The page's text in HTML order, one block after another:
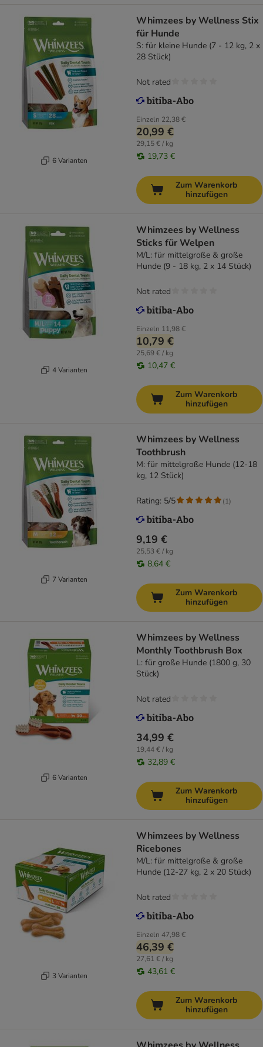
6 Varianten
Whimzees by Wellness Stix
für Hunde
S: für kleine Hunde (7 - 12 kg, 2 x
28 Stück)
Einzeln 22,38 €
20,99 €
29,15 € / kg
19,73 €
Not rated
Zum Warenkorb
hinzufügen
4 Varianten
Whimzees by Wellness
Sticks für Welpen
M/L: für mittelgroße & große
Hunde (9 - 18 kg, 2 x 14 Stück)
Einzeln 11,98 €
10,79 €
25,69 € / kg
10,47 €
Not rated
Zum Warenkorb
hinzufügen
7 Varianten
Whimzees by Wellness
Toothbrush
M: für mittelgroße Hunde (12-18
kg, 12 Stück)
9,19 €
25,53 € / kg
8,64 €
Rating: 5/5 (1)
Zum Warenkorb
hinzufügen
6 Varianten
Whimzees by Wellness
Monthly Toothbrush Box
L: für große Hunde (1800 g, 30
Stück)
34,99 €
19,44 € / kg
32,89 €
Not rated
Zum Warenkorb
hinzufügen
3 Varianten
Whimzees by Wellness
Ricebones
M/L: für mittelgroße & große
Hunde (12-27 kg, 2 x 20 Stück)
Einzeln 47,98 €
46,39 €
27,61 € / kg
43,61 €
Not rated
Zum Warenkorb
hinzufügen